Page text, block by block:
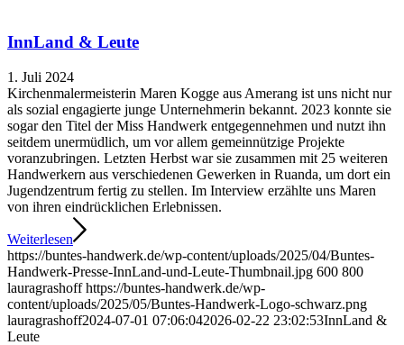
InnLand & Leute
1. Juli 2024
Kirchenmalermeisterin Maren Kogge aus Amerang ist uns nicht nur
als sozial engagierte junge Unternehmerin bekannt. 2023 konnte sie
sogar den Titel der Miss Handwerk entgegennehmen und nutzt ihn
seitdem unermüdlich, um vor allem gemeinnützige Projekte
voranzubringen. Letzten Herbst war sie zusammen mit 25 weiteren
Handwerkern aus verschiedenen Gewerken in Ruanda, um dort ein
Jugendzentrum fertig zu stellen. Im Interview erzählte uns Maren
von ihren eindrücklichen Erlebnissen.
Weiterlesen
https://buntes-handwerk.de/wp-content/uploads/2025/04/Buntes-
Handwerk-Presse-InnLand-und-Leute-Thumbnail.jpg 600 800
lauragrashoff https://buntes-handwerk.de/wp-
content/uploads/2025/05/Buntes-Handwerk-Logo-schwarz.png
lauragrashoff2024-07-01 07:06:042026-02-22 23:02:53InnLand &
Leute